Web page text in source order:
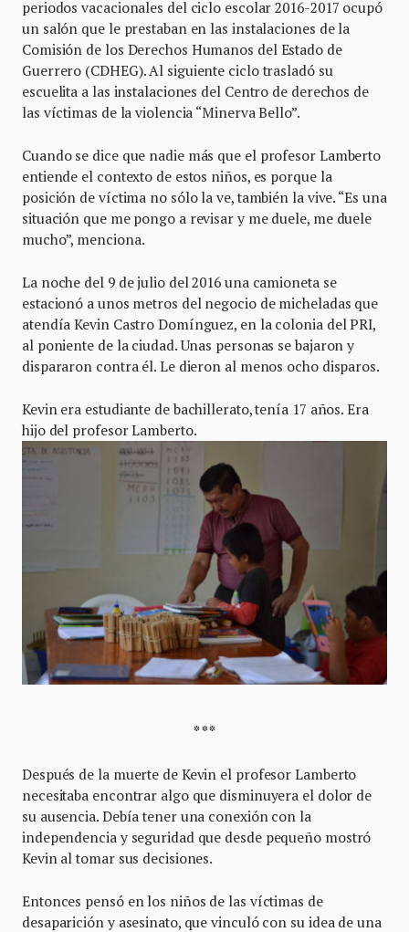
periodos vacacionales del ciclo escolar 2016-2017 ocupó
un salón que le prestaban en las instalaciones de la
Comisión de los Derechos Humanos del Estado de
Guerrero (CDHEG). Al siguiente ciclo trasladó su
escuelita a las instalaciones del Centro de derechos de
las víctimas de la violencia “Minerva Bello”.
Cuando se dice que nadie más que el profesor Lamberto
entiende el contexto de estos niños, es porque la
posición de víctima no sólo la ve, también la vive. “Es una
situación que me pongo a revisar y me duele, me duele
mucho”, menciona.
La noche del 9 de julio del 2016 una camioneta se
estacionó a unos metros del negocio de micheladas que
atendía Kevin Castro Domínguez, en la colonia del PRI,
al poniente de la ciudad. Unas personas se bajaron y
dispararon contra él. Le dieron al menos ocho disparos.
Kevin era estudiante de bachillerato, tenía 17 años. Era
hijo del profesor Lamberto.
* * *
Después de la muerte de Kevin el profesor Lamberto
necesitaba encontrar algo que disminuyera el dolor de
su ausencia. Debía tener una conexión con la
independencia y seguridad que desde pequeño mostró
Kevin al tomar sus decisiones.
Entonces pensó en los niños de las víctimas de
desaparición y asesinato, que vinculó con su idea de una